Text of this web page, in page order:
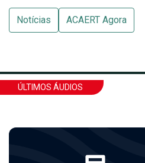
Notícias ACAERT Agora
ÚLTIMOS ÁUDIOS